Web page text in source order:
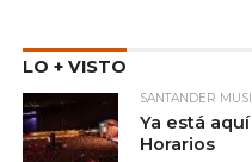
LO + VISTO
SANTANDER
Ya está
Horarios